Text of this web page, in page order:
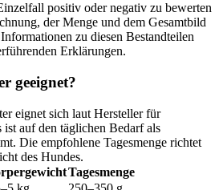
positiv oder negativ zu bewerten
der Menge und dem Gesamtbild
zu diesen Bestandteilen
Erklärungen.
geeignet?
eignet sich laut Hersteller für
ist auf den täglichen Bedarf als
Die empfohlene Tagesmenge richtet
des Hundes.
Tagesmenge